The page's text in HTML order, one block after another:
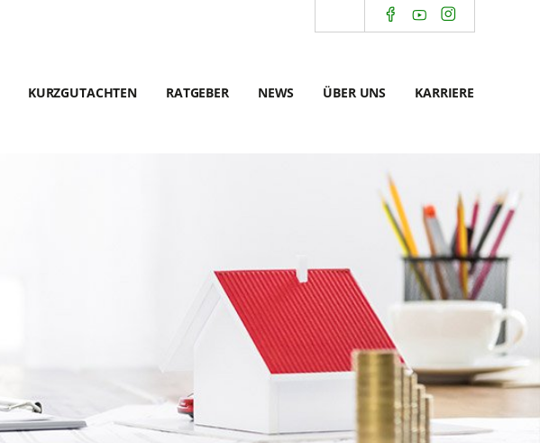
KURZGUTACHTEN RATGEBER NEWS ÜBER UNS KARRIERE